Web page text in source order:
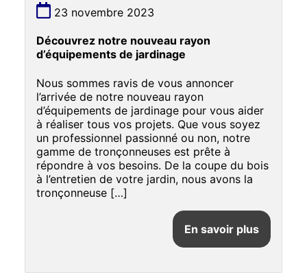
23 novembre 2023
Découvrez notre nouveau rayon
d’équipements de jardinage
Nous sommes ravis de vous annoncer
l’arrivée de notre nouveau rayon
d’équipements de jardinage pour vous aider
à réaliser tous vos projets. Que vous soyez
un professionnel passionné ou non, notre
gamme de tronçonneuses est prête à
répondre à vos besoins. De la coupe du bois
à l’entretien de votre jardin, nous avons la
tronçonneuse […]
En savoir plus